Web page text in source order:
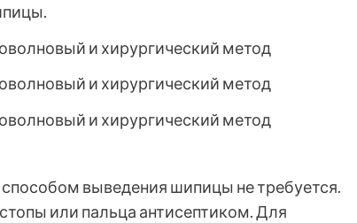
выведения шипицы не требуется.
или пальца антисептиком. Для